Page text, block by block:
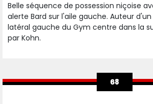
Belle séquence de possession niçoise
alerte Bard sur l'aile gauche. Auteur
latéral gauche du Gym centre dans la
par Kohn.
68